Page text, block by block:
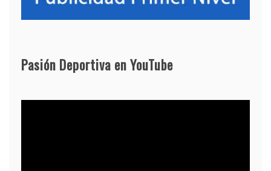
Pasión Deportiva en YouTube